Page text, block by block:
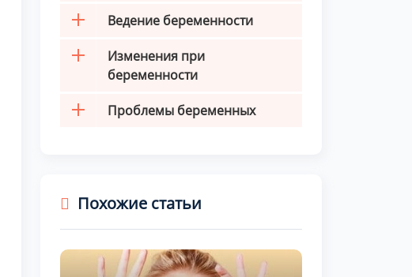
Ведение беременности
Изменения при
беременности
Проблемы беременных
Похожие статьи